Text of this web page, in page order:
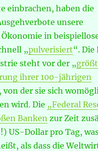
einbrachen, haben die
unsere
in
„pulverisiert“.
steht vor der „
ihrer 100-jährigen
von der sie sich
wird. Die „Federal
Banken zur Zeit
US-Dollar pro Tag,
als dass die